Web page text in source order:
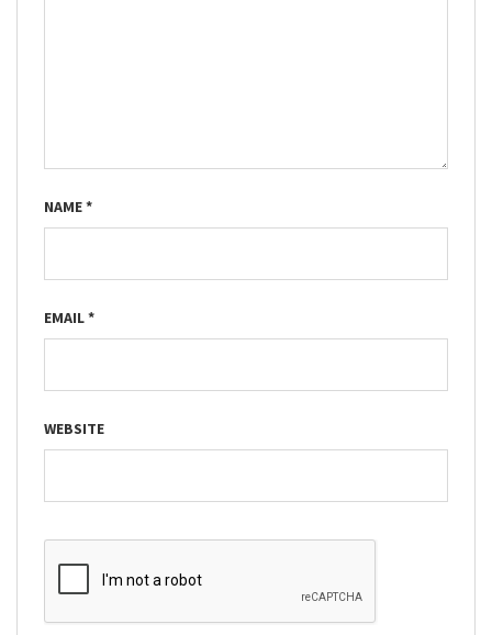
NAME*
EMAIL*
WEBSITE